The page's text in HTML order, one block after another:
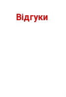
Відгуки